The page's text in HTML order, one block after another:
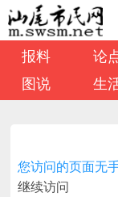
报料 论
图说
生
您访问的页面无
继续访问